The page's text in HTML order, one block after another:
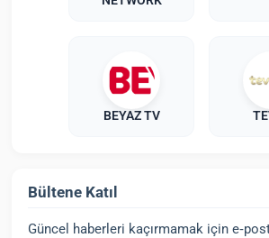
BEYAZ TV
Bültene Katıl
Güncel haberleri kaçırmamak için